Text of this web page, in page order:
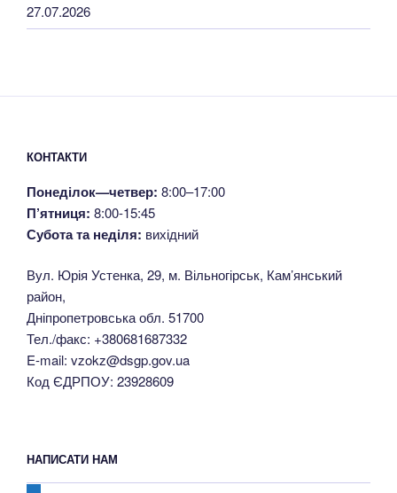
27.07.2026
КОНТАКТИ
Понеділок—четвер: 8:00–17:00
П’ятниця: 8:00-15:45
Субота та неділя: вихідний
Вул. Юрія Устенка, 29, м. Вільногірськ, Кам’янський
район,
Дніпропетровська обл. 51700
Тел./факс: +380681687332
E-mail: vzokz@dsgp.gov.ua
Код ЄДРПОУ: 23928609
НАПИСАТИ НАМ